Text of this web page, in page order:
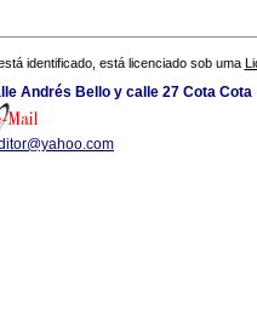
identificado, está licenciado sob uma
Andrés Bello y calle 27 Cota Cota